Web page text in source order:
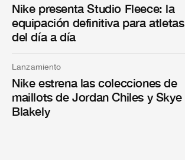
Nike presenta Studio Fleece: la
equipación definitiva para atletas
del día a día
Lanzamiento
Nike estrena las colecciones de
maillots de Jordan Chiles y Skye
Blakely